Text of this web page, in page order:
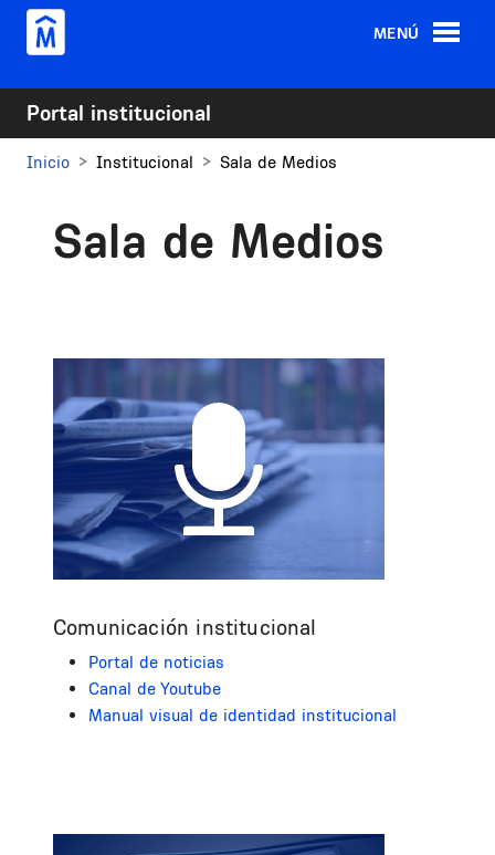
Pasar al contenido principal
MENÚ
Portal institucional
Inicio Institucional Sala de Medios
Sala de Medios
Comunicación institucional
Portal de noticias
Canal de Youtube
Manual visual de identidad institucional